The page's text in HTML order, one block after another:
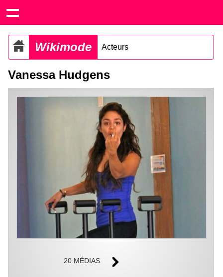
Wikimode Acteurs
Vanessa Hudgens
20 MÉDIAS